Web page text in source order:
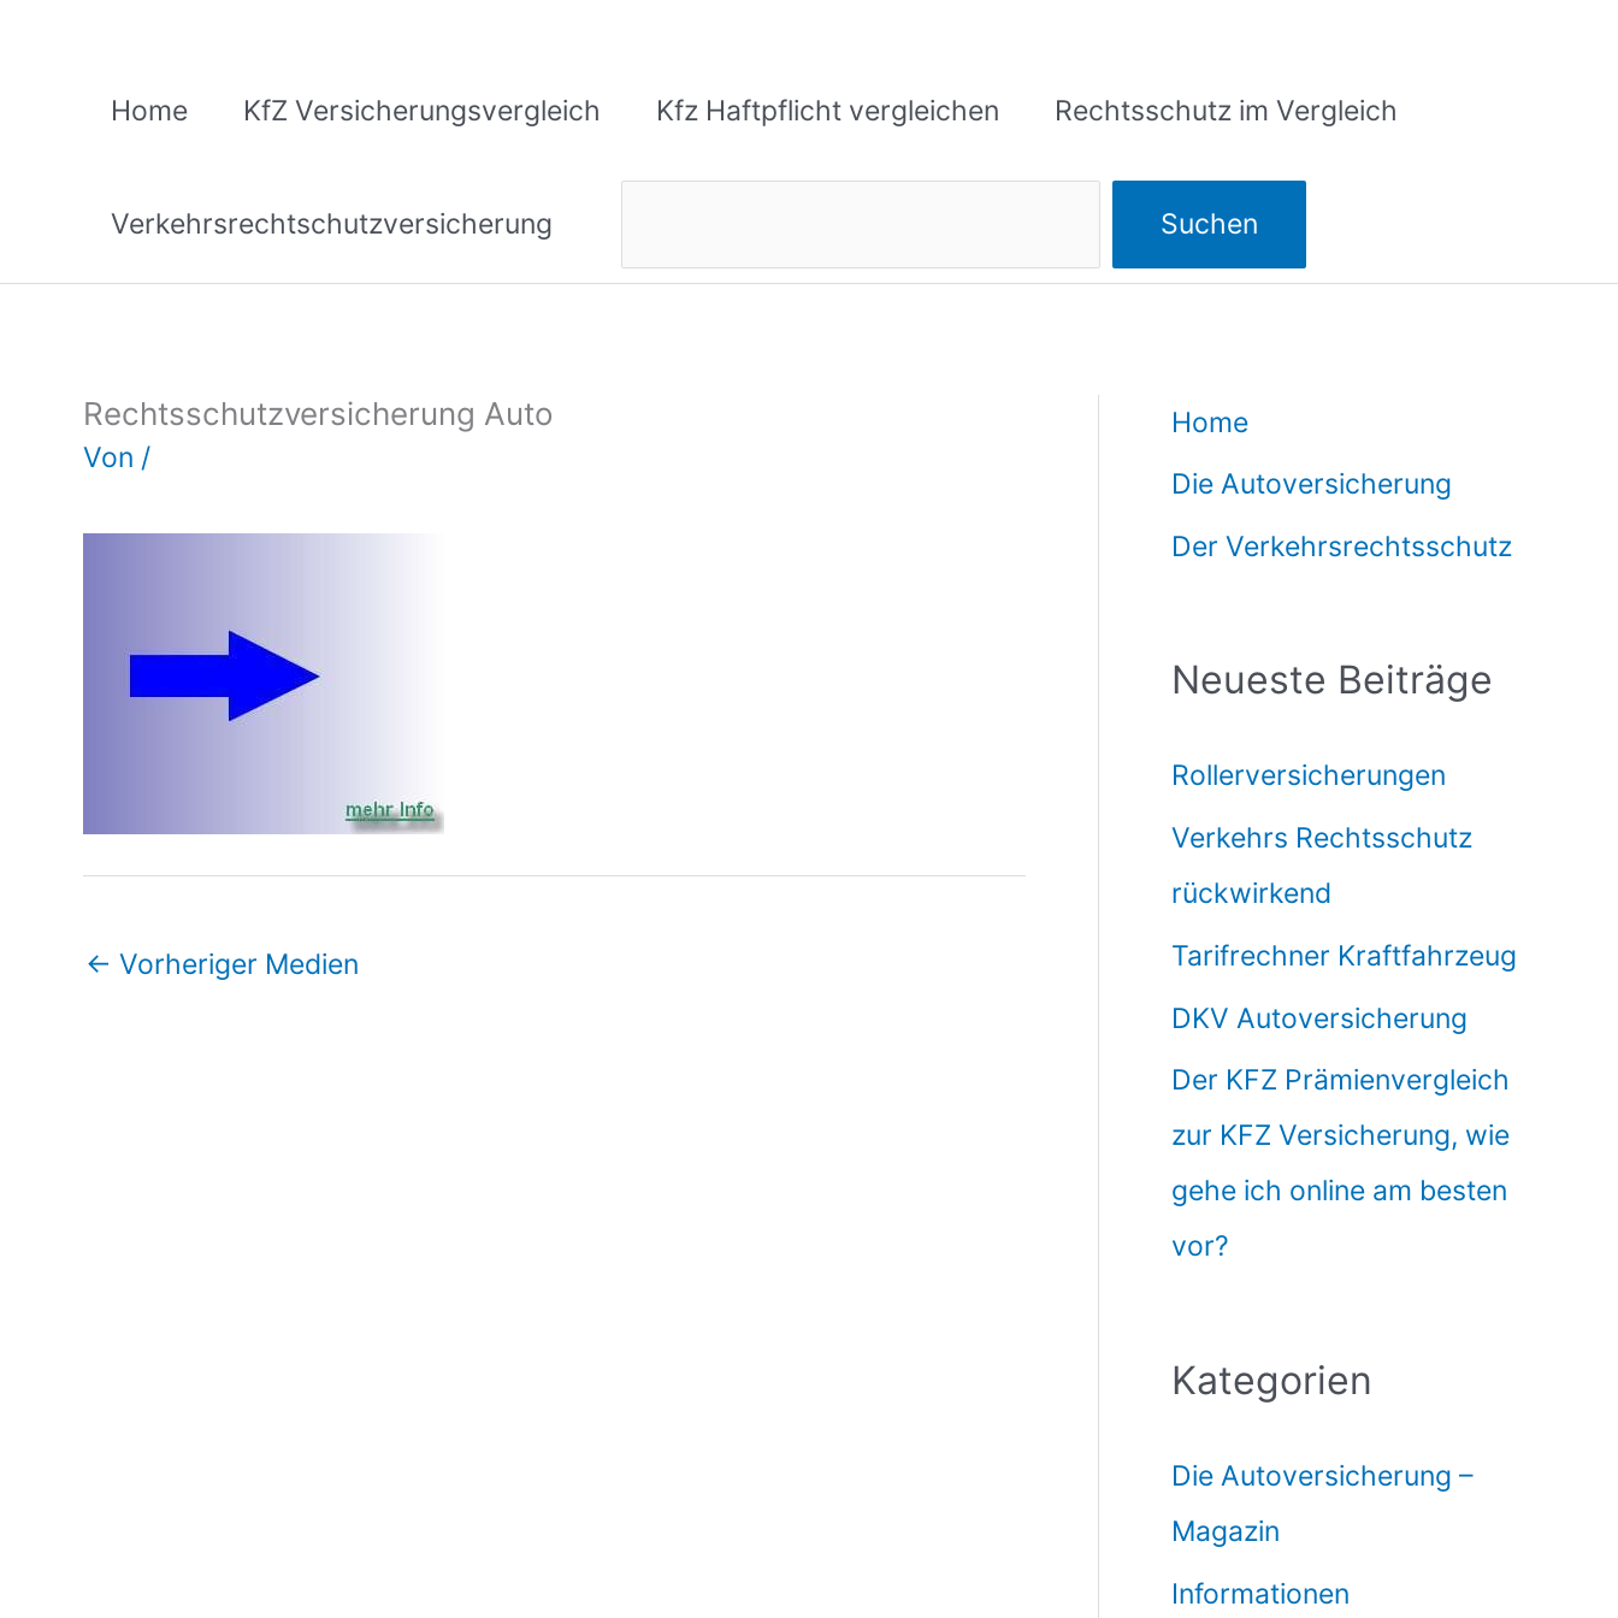
Home KfZ Versicherungsvergleich Kfz Haftpflicht vergleichen Rechtsschutz im Vergleich
Verkehrsrechtschutzversicherung Suchen
Rechtsschutzversicherung Auto
Von /
← Vorheriger Medien
Home
Die Autoversicherung
Der Verkehrsrechtsschutz
Neueste Beiträge
Rollerversicherungen
Verkehrs Rechtsschutz
rückwirkend
Tarifrechner Kraftfahrzeug
DKV Autoversicherung
Der KFZ Prämienvergleich
zur KFZ Versicherung, wie
gehe ich online am besten
vor?
Kategorien
Die Autoversicherung –
Magazin
Informationen